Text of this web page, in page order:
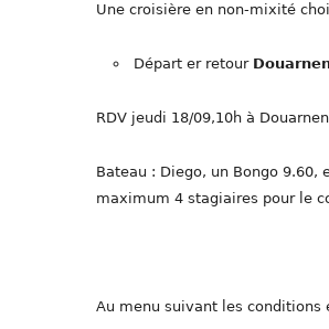
Une croisière en non-mixité
Départ er retour
RDV jeudi 18/09,10h à
Bateau : Diego, un Bongo
maximum 4 stagiaires pour le
Au menu suivant les conditions